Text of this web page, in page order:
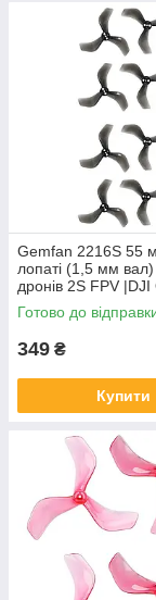
Gemfan 2216S 55
лопаті (1,5 мм
дронів 2S FPV
шт, Clear Black)
Готово до
349 ₴
Купити